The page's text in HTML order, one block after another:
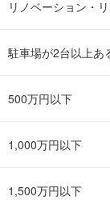
リノベーション・
駐車場が2台以上あ
500万円以下
1,000万円以下
1,500万円以下